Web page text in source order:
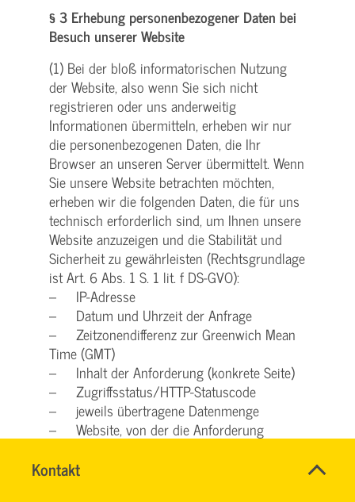
Kontakt
HASSNAE
Name*
§ 3 Erhebung personenbezogener Daten bei
Besuch unserer Website
(1) Bei der bloß informatorischen Nutzung
der Website, also wenn Sie sich nicht
registrieren oder uns anderweitig
Informationen übermitteln, erheben wir nur
die personenbezogenen Daten, die Ihr
Browser an unseren Server übermittelt. Wenn
Sie unsere Website betrachten möchten,
erheben wir die folgenden Daten, die für uns
technisch erforderlich sind, um Ihnen unsere
Website anzuzeigen und die Stabilität und
Sicherheit zu gewährleisten (Rechtsgrundlage
ist Art. 6 Abs. 1 S. 1 lit. f DS-GVO):
– IP-Adresse
– Datum und Uhrzeit der Anfrage
– Zeitzonendifferenz zur Greenwich Mean
Time (GMT)
– Inhalt der Anforderung (konkrete Seite)
– Zugriffsstatus/HTTP-Statuscode
– jeweils übertragene Datenmenge
– Website, von der die Anforderung
– Browser